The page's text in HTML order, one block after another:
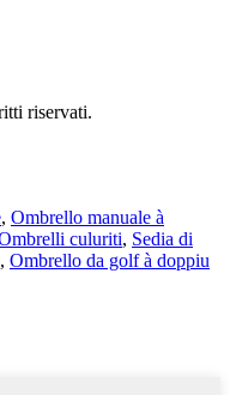
riservati.
, Ombrello manuale à
culuriti, Sedia di
, Ombrello da golf à doppiu